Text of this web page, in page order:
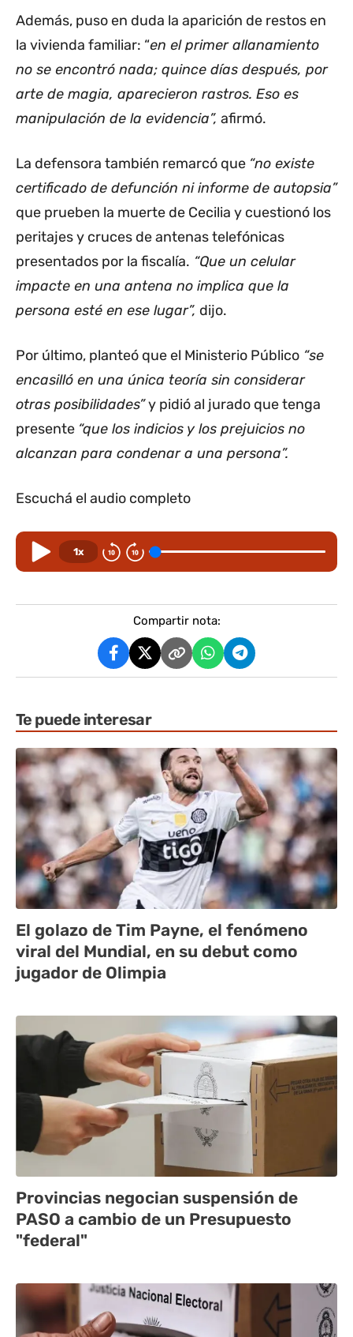
Además, puso en duda la aparición de restos en
la vivienda familiar: “en el primer allanamiento
no se encontró nada; quince días después, por
arte de magia, aparecieron rastros. Eso es
manipulación de la evidencia”, afirmó.
La defensora también remarcó que “no existe
certificado de defunción ni informe de autopsia”
que prueben la muerte de Cecilia y cuestionó los
peritajes y cruces de antenas telefónicas
presentados por la fiscalía. “Que un celular
impacte en una antena no implica que la
persona esté en ese lugar”, dijo.
Por último, planteó que el Ministerio Público “se
encasilló en una única teoría sin considerar
otras posibilidades”y pidió al jurado que tenga
presente “que los indicios y los prejuicios no
alcanzan para condenar a una persona”.
Escuchá el audio completo
1x
Compartir nota:
Te puede interesar
El golazo de Tim Payne, el fenómeno
viral del Mundial, en su debut como
jugador de Olimpia
Provincias negocian suspensión de
PASO a cambio de un Presupuesto
"federal"